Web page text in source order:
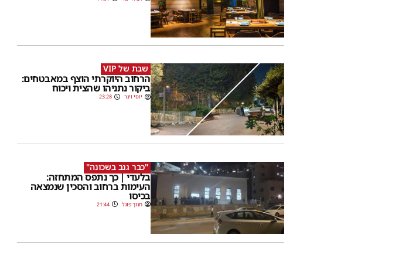
שבת של VIP
הרחוב היוקרתי הוצף במאבטחים:
ביקור נתניהו שהצית ויכוח
יוסי וינר 23:28
"כבר גנב בשכונה"
בלעדי | כך נתפס המתחזה:
העימות ברחוב והסכין שנמצאה
בכיסו
חנוך פוגל 21:44